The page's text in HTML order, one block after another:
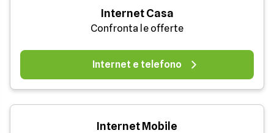
Internet Casa
Confronta le offerte
Internet e telefono
Internet Mobile